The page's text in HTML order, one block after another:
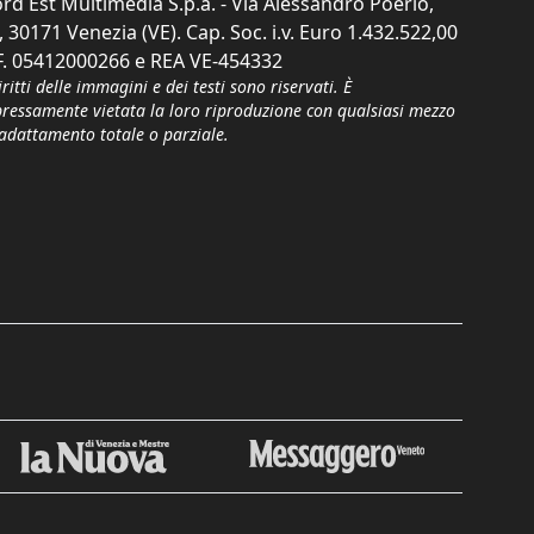
30171 Venezia (VE). Cap. Soc. i.v. Euro 1.432.522,00
05412000266 e REA VE-454332
delle immagini e dei testi sono riservati. È
vietata la loro riproduzione con qualsiasi mezzo
totale o parziale.